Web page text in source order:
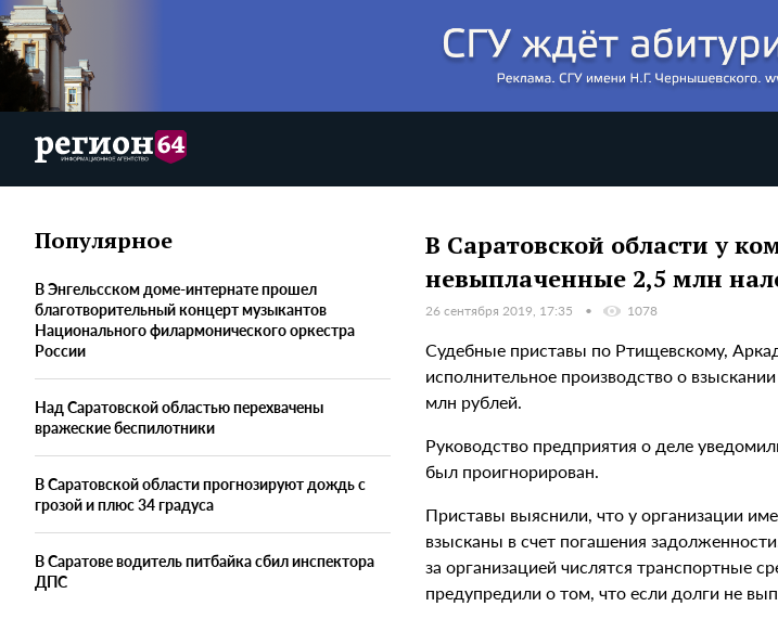
Популярное
В Энгельсском доме-интернате прошел
благотворительный концерт музыкантов
Национального филармонического оркестра
России
Над Саратовской областью перехвачены
вражеские беспилотники
В Саратовской области прогнозируют дождь с
грозой и плюс 34 градуса
В Саратове водитель питбайка сбил инспектора
ДПС
В Саратовской области у
невыплаченные 2,5 млн
26 сентября 2019, 17:35 1078
Судебные приставы по Ртищевскому,
исполнительное производство о
млн рублей.
Руководство предприятия о деле
был проигнорирован.
Приставы выяснили, что у организации
взысканы в счет погашения
за организацией числятся транспортные
предупредили о том, что если долги не